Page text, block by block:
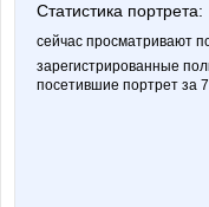
Статистика портрета:
сейчас просматривают
зарегистрированные
посетившие портрет за